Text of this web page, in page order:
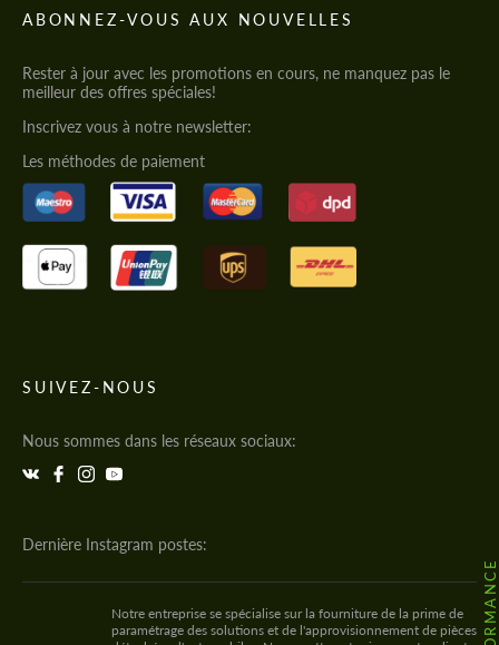
ABONNEZ-VOUS AUX NOUVELLES
Rester à jour avec les promotions en cours, ne manquez pas le
meilleur des offres spéciales!
Inscrivez vous à notre newsletter:
Les méthodes de paiement
SUIVEZ-NOUS
Nous sommes dans les réseaux sociaux:
Dernière Instagram postes:
Notre entreprise se spécialise sur la fourniture de la prime de
paramétrage des solutions et de l'approvisionnement de pièces